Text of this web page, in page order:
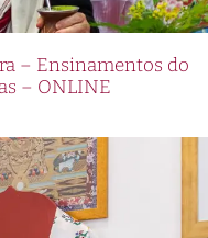
– Ensinamentos do
– ONLINE